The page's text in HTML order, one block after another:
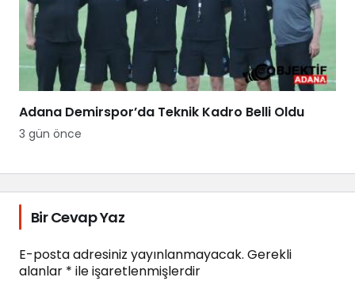
Adana Demirspor’da Teknik Kadro Belli Oldu
3 gün önce
Bir Cevap Yaz
E-posta adresiniz yayınlanmayacak. Gerekli
alanlar * ile işaretlenmişlerdir